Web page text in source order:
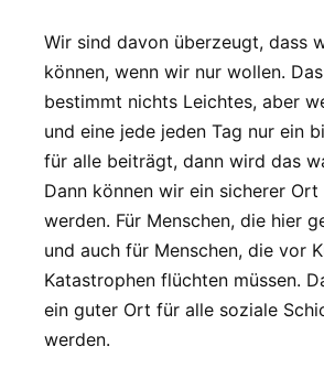
Wir sind davon überzeugt, dass
können, wenn wir nur wollen.
bestimmt nichts Leichtes, aber
und eine jede jeden Tag nur ein
für alle beiträgt, dann wird das
Dann können wir ein sicherer Ort
werden. Für Menschen, die hier
und auch für Menschen, die vor
Katastrophen flüchten müssen.
ein guter Ort für alle soziale
werden.